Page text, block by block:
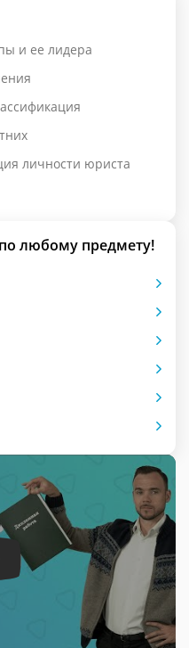
и ее лидера
личности юриста
любому предмету!